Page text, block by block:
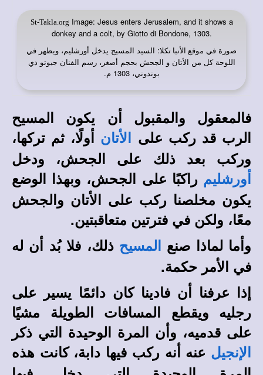
St-Takla.org Image: Jesus enters Jerusalem, and it shows a
donkey and a colt, by Giotto di Bondone, 1303.
صورة في موقع الأنبا تكلا: السيد المسيح يدخل أورشليم، ويظهر في
اللوحة كل من الأتان و الجحش بحجم أصغر، رسم الفنان جيوتو دي
بوندوني، 1303 م.
فالمعقول والمقبول أن يكون المسيح
الرب قد ركب على
الأتان أولًا، ثم تركها،
وركب بعد ذلك على الجحش، ودخل
أورشليم راكبًا على الجحش، وبهذا الوضع
يكون مخلصنا ركب على الأتان والجحش
معًا، ولكن في فترتين متعاقبتين.
وأما لماذا صنع
المسيح ذلك، فلا بُد أن له
في الأمر حكمة.
إذا عرفنا أن فادينا كان دائمًا يسير على
رجليه ويقطع المسافات الطويلة مشيًا
على قدميه، وأن المرة الوحيدة التي ذكر
الإنجيل عنه أنه ركب فيها دابة، كانت هذه